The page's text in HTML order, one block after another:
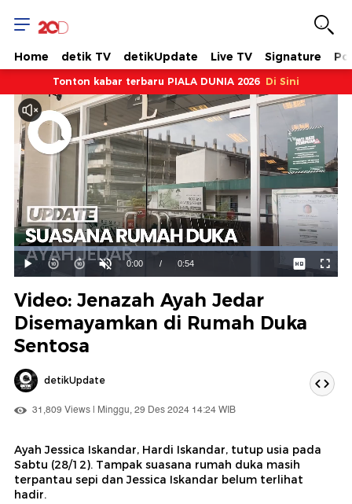
Home detik TV detikUpdate Live TV Signature
Tonton kabar terbaru PIALA DUNIA 2026 Di Sini
Mainkan
Suara
Hidup
Waktu
ini
0:00 / Durasi
0:54
Dimuat:
100.00%
Video: Jenazah Ayah Jedar
Disemayamkan di Rumah Duka
Sentosa
detikUpdate
31,809 Views | Minggu, 29 Des 2024 14:24 WIB
Ayah Jessica Iskandar, Hardi Iskandar, tutup usia pada
Sabtu (28/12). Tampak suasana rumah duka masih
terpantau sepi dan Jessica Iskandar belum terlihat
hadir.